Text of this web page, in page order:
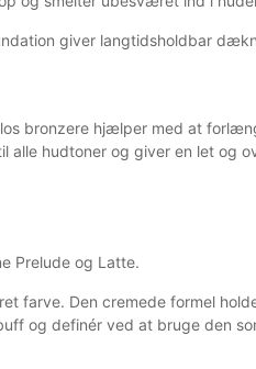
giver langtidsholdbar
bronzere hjælper med at
alle hudtoner og giver en let og
Prelude og Latte.
farve. Den cremede formel
og definér ved at bruge den